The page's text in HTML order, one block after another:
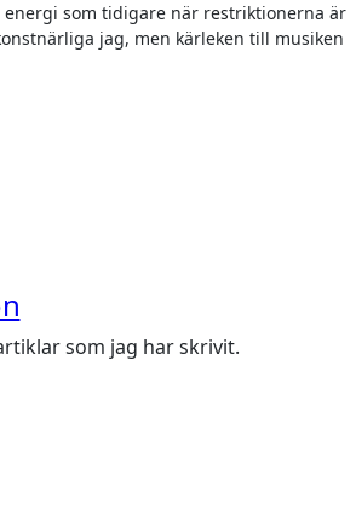
som tidigare när restriktionerna är
jag, men kärleken till musiken
som jag har skrivit.